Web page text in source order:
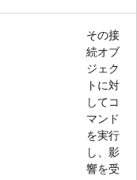
その接
続オブ
ジェク
トに対
してコ
マンド
を実行
し、影
響を受